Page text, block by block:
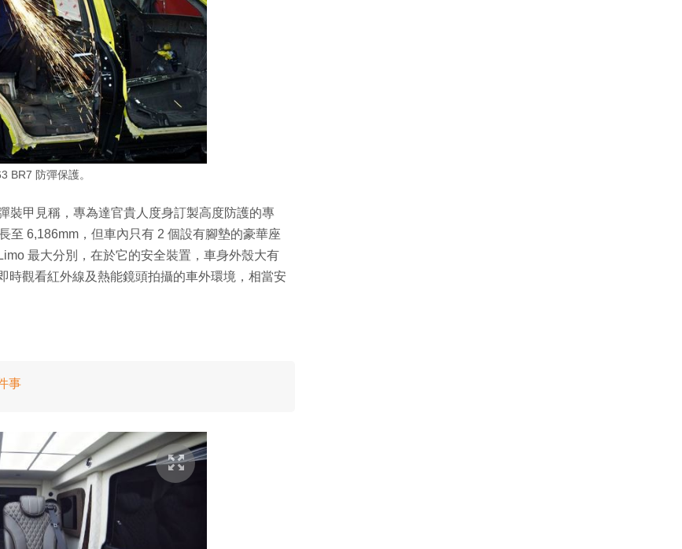
BR7 防彈保護。
裝甲見稱，專為達官貴人度身訂製高度防護的專
至 6,186mm，但車內只有 2 個設有腳墊的豪華座
最大分別，在於它的安全裝置，車身外殼大有
時觀看紅外線及熱能鏡頭拍攝的車外環境，相當安
事